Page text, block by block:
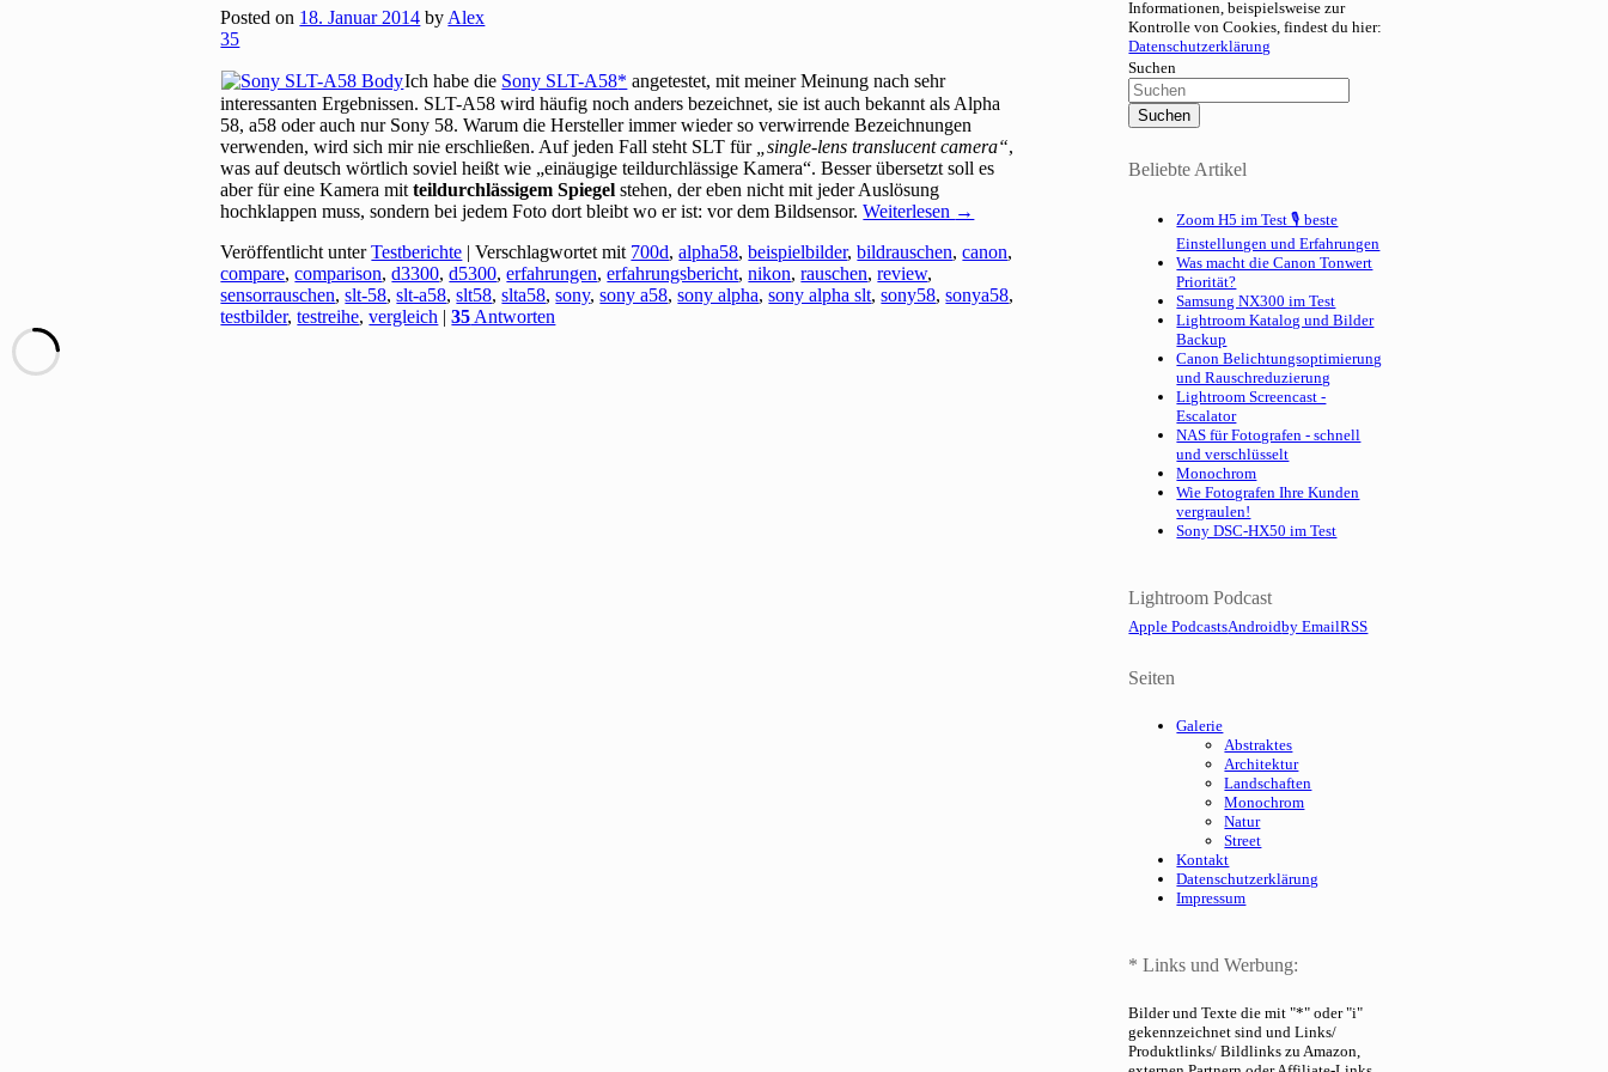
Posted on 18. Januar 2014 by Alex
35
Ich habe die Sony SLT-A58
angetestet, mit meiner Meinung nach sehr
interessanten Ergebnissen. SLT-A58 wird häufig noch anders bezeichnet, sie ist auch bekannt als Alpha
58, a58 oder auch nur Sony 58. Warum die Hersteller immer wieder so verwirrende Bezeichnungen
verwenden, wird sich mir nie erschließen. Auf jeden Fall steht SLT für
„single-lens translucent camera“,
was auf deutsch wörtlich soviel heißt wie „einäugige teildurchlässige Kamera“. Besser übersetzt soll es
aber für eine Kamera mitteildurchlässigem Spiegel stehen, der eben nicht mit jeder Auslösung
hochklappen muss, sondern bei jedem Foto dort bleibt wo er ist: vor dem Bildsensor.Weiterlesen →
Veröffentlicht unter Testberichte |Verschlagwortet mit 700d,alpha58,beispielbilder,bildrauschen,canon,
compare,comparison,d3300,d5300,erfahrungen,erfahrungsbericht,nikon,rauschen,review,
sensorrauschen,slt-58,slt-a58,slt58,slta58,sony,sony a58,sony alpha,sony alpha slt,sony58,sonya58,
testbilder,testreihe,vergleich |35 Antworten
Informationen, beispielsweise zur
Kontrolle von Cookies, findest du hier:
Datenschutzerklärung
Suchen
Beliebte Artikel
Zoom H5 im Test 🎙 beste
Einstellungen und Erfahrungen
Was macht die Canon Tonwert
Priorität?
Samsung NX300 im Test
Lightroom Katalog und Bilder
Backup
Canon Belichtungsoptimierung
und Rauschreduzierung
Lightroom Screencast -
Escalator
NAS für Fotografen - schnell
und verschlüsselt
Monochrom
Wie Fotografen Ihre Kunden
vergraulen!
Sony DSC-HX50 im Test
Lightroom Podcast
Apple PodcastsAndroidby EmailRSS
Seiten
Galerie
Abstraktes
Architektur
Landschaften
Monochrom
Natur
Street
Kontakt
Datenschutzerklärung
Impressum
* Links und Werbung:
Bilder und Texte die mit "*" oder "i"
gekennzeichnet sind und Links/
Produktlinks/ Bildlinks zu Amazon,